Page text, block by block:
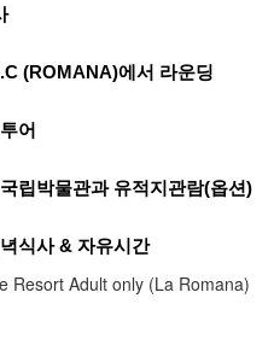
(ROMANA)에서 라운딩
어
립박물관과 유적지관람(옵션)
식사 & 자유시간
Resort Adult only (La Romana)